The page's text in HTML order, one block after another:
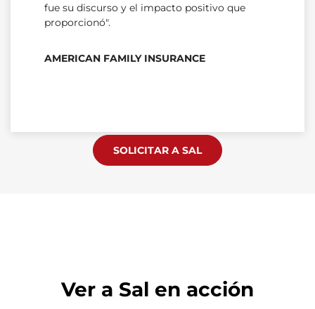
fue su discurso y el impacto positivo que
proporcionó".
AMERICAN FAMILY INSURANCE
SOLICITAR A SAL
Ver a Sal en acción